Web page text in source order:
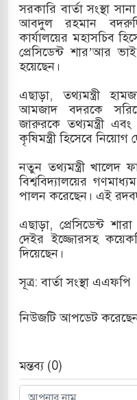
বিভিন্ন খাতে সৌদির
হামলায় ছাত্রদল ও
পথে
পাহাড়ি ঢলে ফুঁসে উঠেছে তিস্তা
মুক্তির দাবিতে
কোরিয়ার ক্ষেপণাস্ত্র ইউনিট
সরকারি বার্তা সংস্থা
আবদুল রহমান
কার্যালয়ের মহাসচিব
প্রেসিডেন্ট শার’আর
হয়েছেন।
এছাড়া, তথ্যমন্ত্রী
আমজাদ বদরকে
জারুরকে তথ্যমন্ত্রী
কৃষিমন্ত্রী হিসেবে নিয়োগ
নতুন তথ্যমন্ত্রী
বিশ্ববিদ্যালয়ের
পালন করেছেন। এই
এছাড়া, প্রেসিডেন্ট
দেইর ইজ্জোরসহ
দিয়েছেন।
সূত্র: বার্তা সংস্থা এএফপি
নিউজটি আপডেট করেছেন
মন্তব্য (0)